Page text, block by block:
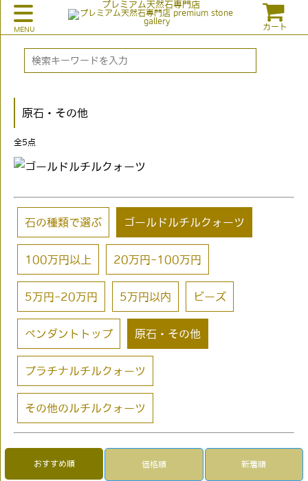
プレミアム天然石専門店
カート
原石・その他
全5点
石の種類で選ぶ ゴールドルチルクォーツ
100万円以上 20万円-100万円
5万円-20万円 5万円以内 ビーズ
ペンダントトップ 原石・その他
プラチナルチルクォーツ
その他のルチルクォーツ
おすすめ順 価格順 新着順